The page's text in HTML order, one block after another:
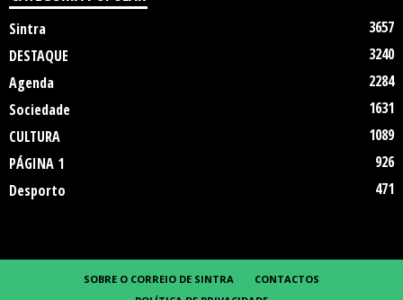
Sintra
3657
DESTAQUE
3240
Agenda
2284
Sociedade
1631
CULTURA
1089
PÁGINA 1
926
Desporto
471
SOBRE O CORREIO DE SINTRA
CONTACTOS